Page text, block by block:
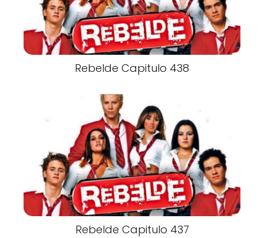
Rebelde Capitulo 438
Rebelde Capitulo 437